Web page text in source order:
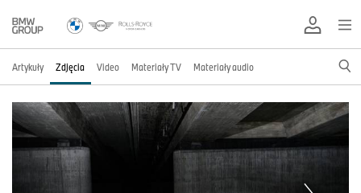
Artykuły Zdjęcia Video Materiały TV Materiały audio